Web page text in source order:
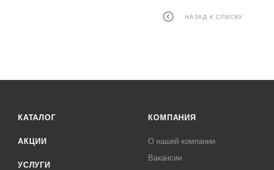
НАЗАД К СПИСКУ
КАТАЛОГ
АКЦИИ
УСЛУГИ
КОМПАНИЯ
О нашей компании
Вакансии